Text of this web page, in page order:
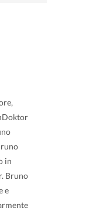
in
Bruno
e